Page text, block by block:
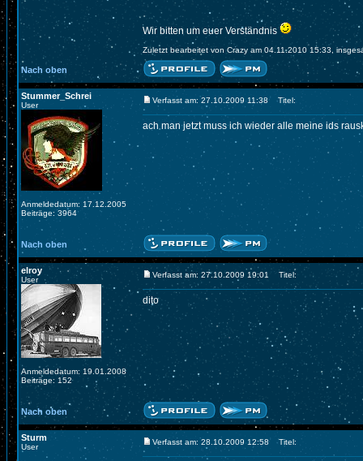
Wir bitten um euer Verständnis
Zuletzt bearbeitet von Crazy am 04.11.2010 15:33,
Nach oben
Stummer_Schrei
User
Anmeldedatum: 17.12.2005
Beiträge: 3964
Verfasst am: 27.10.2009 11:38 Titel:
ach man jetzt muss ich wieder alle meine ids
Nach oben
elroy
User
Anmeldedatum: 19.01.2008
Beiträge: 152
Verfasst am: 27.10.2009 19:01 Titel:
dito
Nach oben
Sturm
User
Verfasst am: 28.10.2009 12:58 Titel: